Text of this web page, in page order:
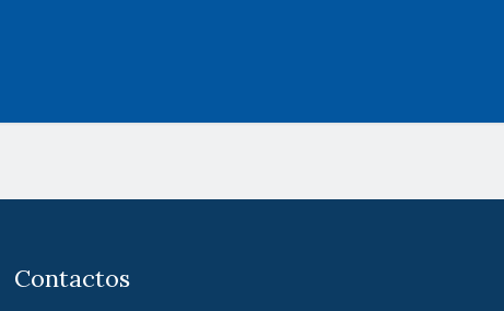
Contactos